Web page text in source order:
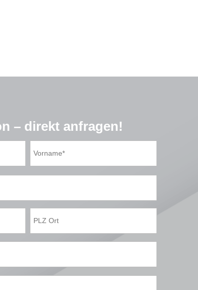
– direkt anfragen!